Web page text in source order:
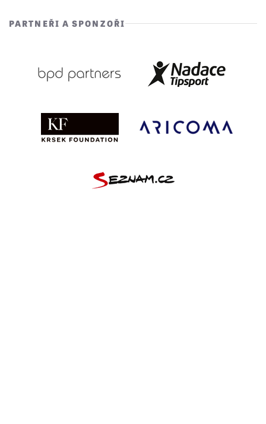
PARTNEŘI A SPONZOŘI